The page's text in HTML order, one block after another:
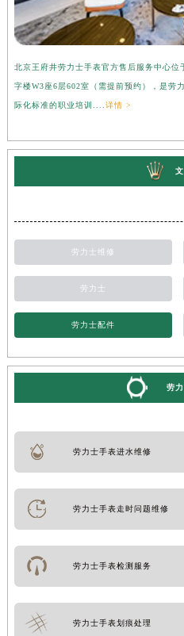
北京王府井劳力士手表官方售后服务中心
字楼W3座6层602室（需提前预约），是劳
际化标准的职业培训.... 详情 >
劳力士维修
劳力士
劳力士配件
劳
劳力士手表进水维修
劳力士手表走时问题维修
劳力士手表检测服务
劳力士手表划痕处理